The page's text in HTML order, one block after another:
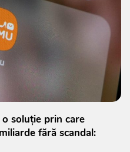
soluție prin care
fără scandal: